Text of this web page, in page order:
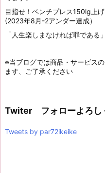
目指せ！ベンチプレス150lg上
(2023年8月-2アンダー達成）
「人生楽しまなければ罪である」
※当ブログでは商品・サービス
ます、ご了承ください
Twiter フォローよろし
Tweets by par72ikeike